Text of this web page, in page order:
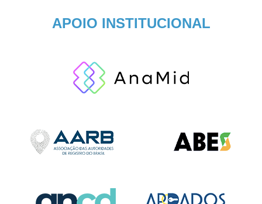
APOIO INSTITUCIONAL